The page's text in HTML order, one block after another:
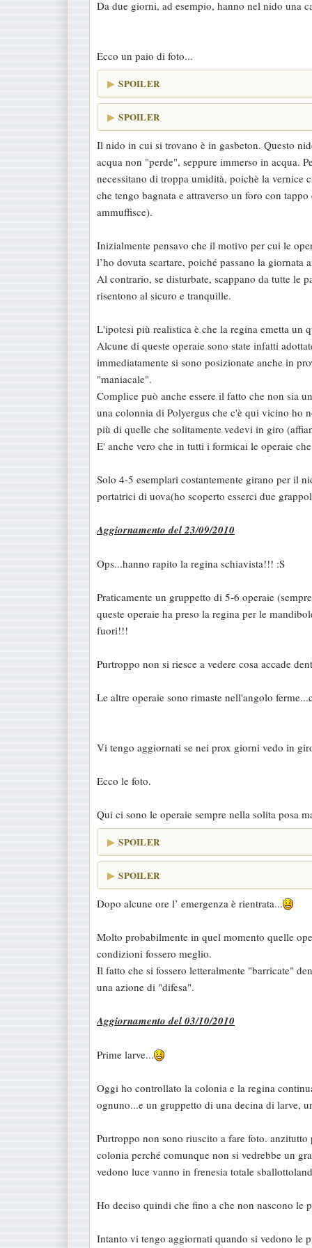
Da due giorni, ad esempio, hanno nel nido una
Ecco un paio di foto...
SPOILER
SPOILER
Il nido in cui si trovano è in gasbeton. Questo
acqua non "perde", seppure immerso in acqua.
necessitano di troppa umidità, poichè la vernice
che tengo bagnata e attraverso un foro con
ammuffisce).
Inizialmente pensavo che il motivo per cui le
l’ho dovuta scartare, poiché passano la giornata
Al contrario, se disturbate, scappano da tutte le
risentono al sicuro e tranquille.
L'ipotesi più realistica è che la regina emetta un
Alcune di queste operaie sono state infatti
immediatamente si sono posizionate anche in
"maniacale".
Complice può anche essere il fatto che non sia
una colonnia di Polyergus che c'è qui vicino ho
più di quelle che solitamente vedevi in giro
E' anche vero che in tutti i formicai le operaie
Solo 4-5 esemplari costantemente girano per il
portatrici di uova(ho scoperto esserci due
Aggiornamento del 23/09/2010
Ops...hanno rapito la regina schiavista!!! :S
Praticamente un gruppetto di 5-6 operaie
queste operaie ha preso la regina per le
fuori!!!
Purtroppo non si riesce a vedere cosa accade
Le altre operaie sono rimaste nell'angolo
Vi tengo aggiornati se nei prox giorni vedo in
Ecco le foto.
Qui ci sono le operaie sempre nella solita posa
SPOILER
SPOILER
Dopo alcune ore l’ emergenza è rientrata...
Molto probabilmente in quel momento quelle
condizioni fossero meglio.
Il fatto che si fossero letteralmente "barricate"
una azione di "difesa".
Aggiornamento del 03/10/2010
Prime larve...
Oggi ho controllato la colonia e la regina
ognuno...e un gruppetto di una decina di larve,
Purtroppo non sono riuscito a fare foto.
colonia perché comunque non si vedrebbe un
vedono luce vanno in frenesia totale
Ho deciso quindi che fino a che non nascono le
Intanto vi tengo aggiornati quando si vedono le